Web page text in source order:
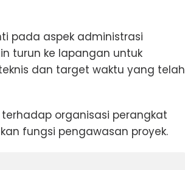
pada aspek administrasi
turun ke lapangan untuk
dan target waktu yang telah
organisasi perangkat
fungsi pengawasan proyek.